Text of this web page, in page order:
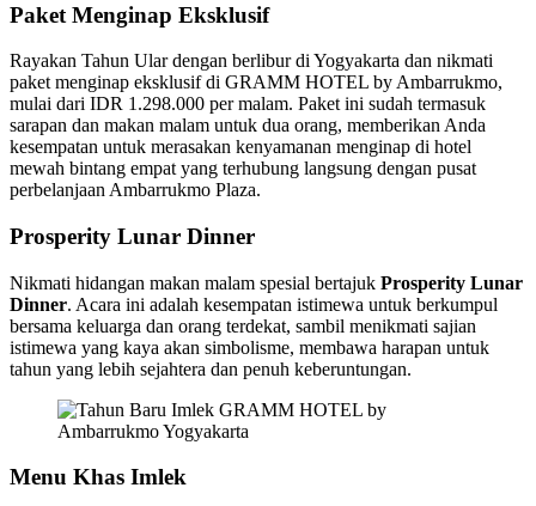
Paket Menginap Eksklusif
Rayakan Tahun Ular dengan berlibur di Yogyakarta dan nikmati
paket menginap eksklusif di GRAMM HOTEL by Ambarrukmo,
mulai dari IDR 1.298.000 per malam. Paket ini sudah termasuk
sarapan dan makan malam untuk dua orang, memberikan Anda
kesempatan untuk merasakan kenyamanan menginap di hotel
mewah bintang empat yang terhubung langsung dengan pusat
perbelanjaan Ambarrukmo Plaza.
Prosperity Lunar Dinner
Nikmati hidangan makan malam spesial bertajuk Prosperity Lunar
Dinner. Acara ini adalah kesempatan istimewa untuk berkumpul
bersama keluarga dan orang terdekat, sambil menikmati sajian
istimewa yang kaya akan simbolisme, membawa harapan untuk
tahun yang lebih sejahtera dan penuh keberuntungan.
Menu Khas Imlek